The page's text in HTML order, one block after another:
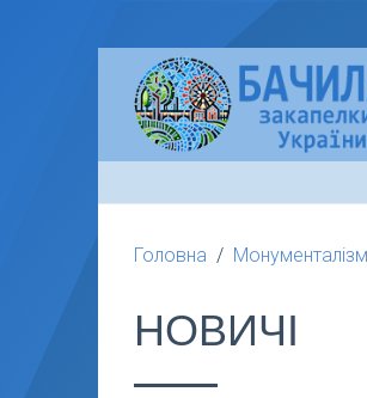
Головна Монументалізм
НОВИЧІ